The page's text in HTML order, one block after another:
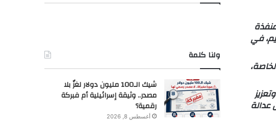
المنفذة
في
عدالة
ولنا كلمة
شيك الـ100 مليون دولار لغزٌ بلا
مصدر.. وثيقة إسرائيلية أم فبركة
رقمية؟
أغسطس 8, 2026